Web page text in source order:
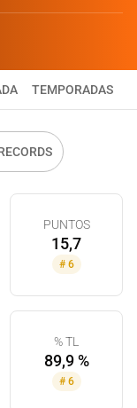
TEMPORADAS
PUNTOS
15,7
# 6
% TL
89,9 %
# 6